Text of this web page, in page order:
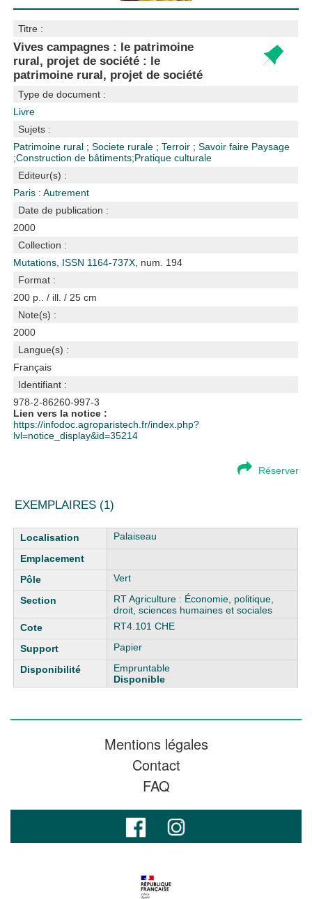
Titre :
Vives campagnes : le patrimoine
rural, projet de société : le
patrimoine rural, projet de société
Type de document :
Livre
Sujets :
Patrimoine rural ;Societe rurale ;Terroir ;Savoir faire Paysage
;Construction de bâtiments;Pratique culturale
Editeur(s) :
Paris : Autrement
Date de publication :
2000
Collection :
Mutations, ISSN 1164-737X , num. 194
Format :
200 p.. / ill. / 25 cm
Note(s) :
2000
Langue(s) :
Français
Identifiant :
978-2-86260-997-3
Lien vers la notice :
https://infodoc.agroparistech.fr/index.php?
lvl=notice_display&id=35214
Réserver
EXEMPLAIRES (1)
Liste des exemplaires Palaiseau
Vert
RT Agriculture : Économie, politique,
droit, sciences humaines et sociales
RT4.101 CHE
Papier
Empruntable
Disponible
Mentions légales
Contact
FAQ